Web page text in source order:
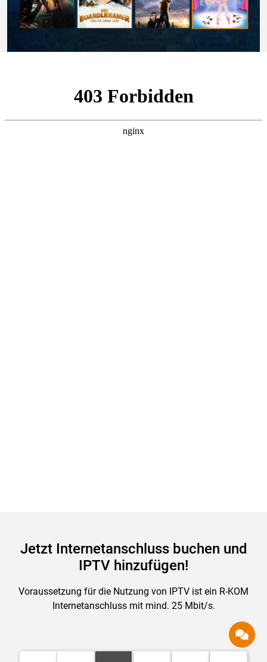
Jetzt Internetanschluss buchen und
IPTV hinzufügen!
Voraussetzung für die Nutzung von IPTV ist ein R-KOM
Internetanschluss mit mind. 25 Mbit/s.